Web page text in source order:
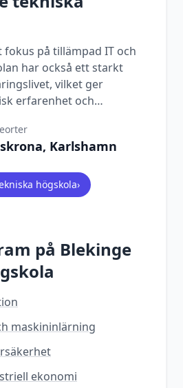
fokus på tillämpad IT och
har också ett starkt
vilket ger
erfarenhet och
Karlshamn
högskola›
på Blekinge
maskininlärning
ekonomi